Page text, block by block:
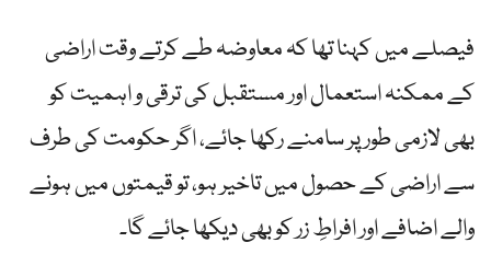
فیصلے میں کہنا تھا کہ معاوضہ طے کرتے وقت اراضی
کے ممکنہ استعمال اور مستقبل کی ترقی و اہمیت کو
بھی لازمی طور پر سامنے رکھا جائے، اگر حکومت کی طرف
سے اراضی کے حصول میں تاخیر ہو، تو قیمتوں میں ہونے
والے اضافے اور افراطِ زر کو بھی دیکھا جائے گا۔